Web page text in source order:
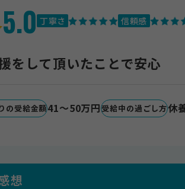
5.0 丁寧さ 信頼感
をして頂いたことで安心
の受給金額41～50万円受給中の過ごし方休
想